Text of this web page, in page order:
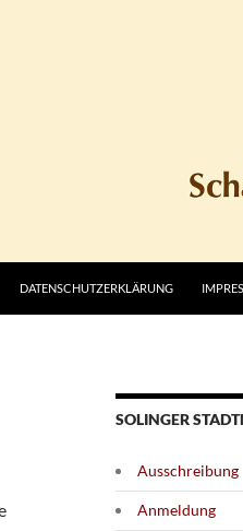
DATENSCHUTZERKLÄRUNG
SOLINGER
Ausschreibung
Anmeldung